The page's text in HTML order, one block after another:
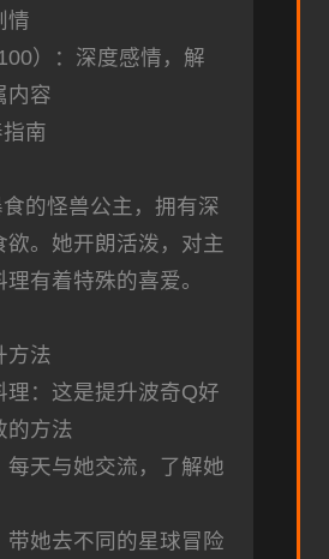
情
）：深度感情，解
内容
南
的怪兽公主，拥有深
欲。她开朗活泼，对主
有着特殊的喜爱。
方法
理：这是提升波奇Q好
的方法
每天与她交流，了解她
带她去不同的星球冒险